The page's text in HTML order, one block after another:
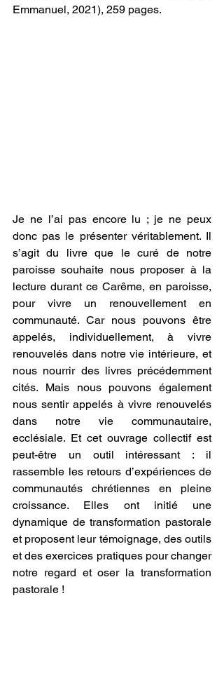
Emmanuel, 2021), 259 pages.
Je ne l’ai pas encore lu ; je ne peux
donc pas le présenter véritablement. Il
s’agit du livre que le curé de notre
paroisse souhaite nous proposer à la
lecture durant ce Carême, en paroisse,
pour vivre un renouvellement en
communauté. Car nous pouvons être
appelés, individuellement, à vivre
renouvelés dans notre vie intérieure, et
nous nourrir des livres précédemment
cités. Mais nous pouvons également
nous sentir appelés à vivre renouvelés
dans notre vie communautaire,
ecclésiale. Et cet ouvrage collectif est
peut-être un outil intéressant : il
rassemble les retours d’expériences de
communautés chrétiennes en pleine
croissance. Elles ont initié une
dynamique de transformation pastorale
et proposent leur témoignage, des outils
et des exercices pratiques pour changer
notre regard et oser la transformation
pastorale !